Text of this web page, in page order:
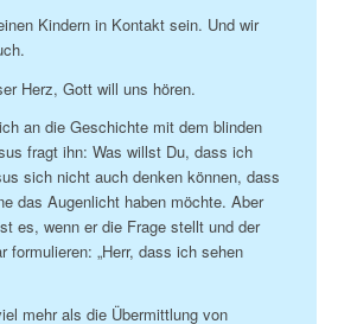
Kindern in Kontakt sein. Und wir
Herz, Gott will uns hören.
an die Geschichte mit dem blinden
fragt ihn: Was willst Du, dass ich
sich nicht auch denken können, dass
das Augenlicht haben möchte. Aber
es, wenn er die Frage stellt und der
formulieren: „Herr, dass ich sehen
mehr als die Übermittlung von